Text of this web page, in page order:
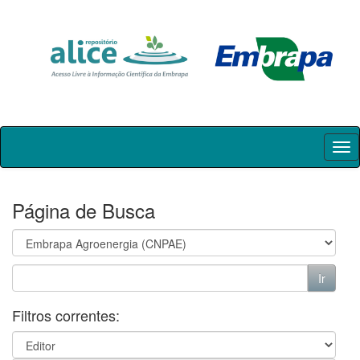
Skip
Página de Busca
Filtros correntes: